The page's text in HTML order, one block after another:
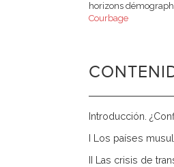
horizons
Courbage
Introducción.
I Los países
II Las crisis de